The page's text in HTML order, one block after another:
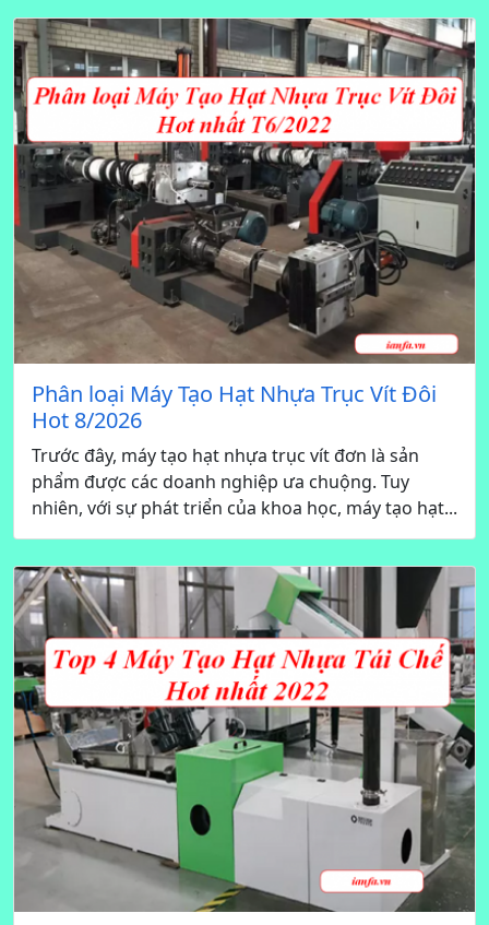
Phân loại Máy Tạo Hạt Nhựa Trục Vít Đôi
Hot 8/2026
Trước đây, máy tạo hạt nhựa trục vít đơn là sản
phẩm được các doanh nghiệp ưa chuộng. Tuy
nhiên, với sự phát triển của khoa học, máy tạo hạt...